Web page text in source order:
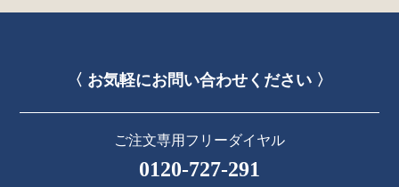
〈 お気軽にお問い合わせください 〉
ご注文専用フリーダイヤル
0120-727-291